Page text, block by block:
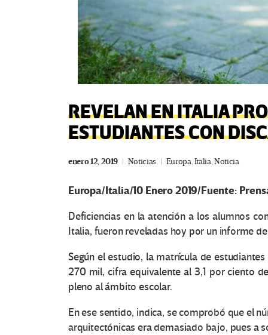
REVELAN EN ITALIA
ESTUDIANTES CON
enero 12, 2019 Noticias Europa,Italia,Noticia
Europa/Italia/10 Enero 2019/Fuente:
Deficiencias en la atención a los alumnos
Italia, fueron reveladas hoy por un informe
Según el estudio, la matrícula de
270 mil, cifra equivalente al 3,1 por ciento
pleno al ámbito escolar.
En ese sentido, indica, se comprobó que el
arquitectónicas era demasiado bajo, pues a